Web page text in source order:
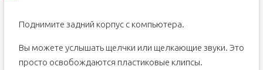
Поднимите задний корпус с компьютера.
Вы можете услышать щелчки или щелкающие звуки. Это
просто освобождаются пластиковые клипсы.